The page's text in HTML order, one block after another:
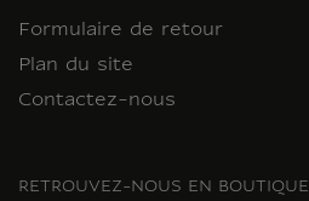
Formulaire de retour
Plan du site
Contactez-nous
RETROUVEZ-NOUS EN BOUTIQUE